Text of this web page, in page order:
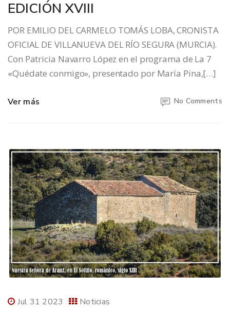
EDICIÓN XVIII
POR EMILIO DEL CARMELO TOMÁS LOBA, CRONISTA
OFICIAL DE VILLANUEVA DEL RÍO SEGURA (MURCIA).
Con Patricia Navarro López en el programa de La 7
«Quédate conmigo», presentado por María Pina,[…]
Ver más No Comments
Jul 31 2023 Noticias